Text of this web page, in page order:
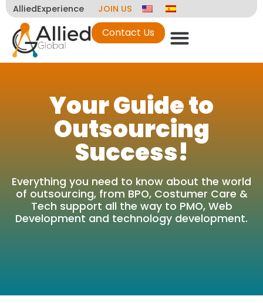
AlliedExperience JOIN US
Contact Us
Your Guide to
Outsourcing
Success!
Everything you need to know about the world
of outsourcing, from BPO, Costumer Care &
Tech support all the way to PMO, Web
Development and technology development.